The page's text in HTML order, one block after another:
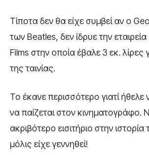
Τίποτα δεν θα είχε συμβεί αν ο
των Beatles, δεν ίδρυε την
Films στην οποία έβαλε 3 εκ. λίρες
της ταινίας.
Το έκανε περισσότερο γιατί ήθελε
να παίζεται στον κινηματογράφο.
ακριβότερο εισιτήριο στην ιστορία
μόλις είχε γεννηθεί!